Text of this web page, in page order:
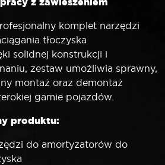
komplet narzędzi
tłoczyska
solidnej konstrukcji i
zestaw umożliwia sprawny,
montaż oraz demontaż
gamie pojazdów.
produktu:
do amortyzatorów do